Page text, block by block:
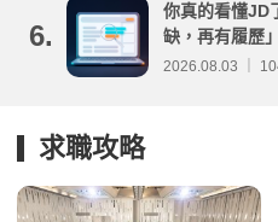
6.
你真的看懂JD
缺，再有履歷
2026.08.03 ｜
求職攻略